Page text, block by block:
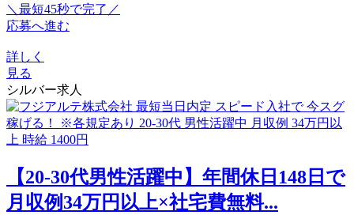
＼最短45秒で完了／
応募へ進む
詳しく
見る
シルバー求人
【20-30代男性活躍中】年間休日148日で
月収例34万円以上×社宅費無料...